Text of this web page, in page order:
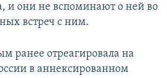
и они не вспоминают о ней во
встреч с ним.
ранее отреагировала на
в аннексированном